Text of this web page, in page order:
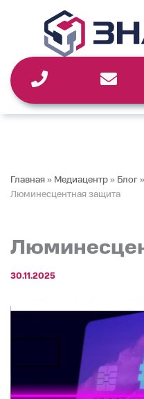
содержимому
Главная » Медиацентр » Блог »
Люминесцентная защита
30.11.2025